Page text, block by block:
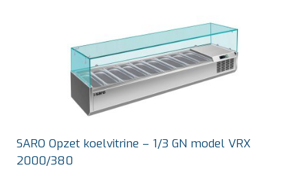
SARO Opzet koelvitrine – 1/3 GN model VRX
2000/380